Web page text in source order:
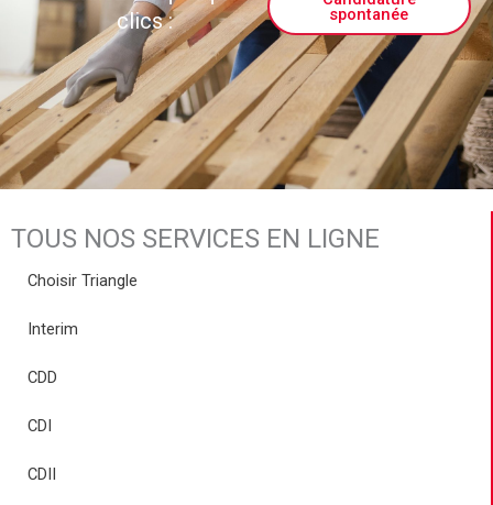
clics :
spontanée
TOUS NOS SERVICES EN LIGNE
Choisir Triangle
Interim
CDD
CDI
CDII